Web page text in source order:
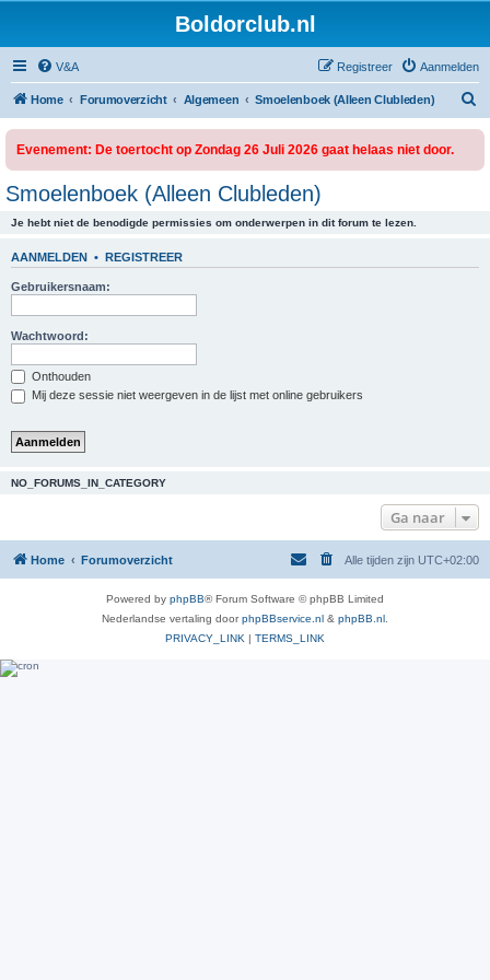
Boldorclub.nl
V&A Aanmelden
Registreer
Home Forumoverzicht Algemeen Smoelenboek (Alleen Clubleden)
Evenement: De toertocht op Zondag 26 Juli 2026 gaat helaas niet door.
Smoelenboek (Alleen Clubleden)
Je hebt niet de benodigde permissies om onderwerpen in dit forum te lezen.
AANMELDEN • REGISTREER
Gebruikersnaam:
Wachtwoord:
Onthouden
Mij deze sessie niet weergeven in de lijst met online gebruikers
NO_FORUMS_IN_CATEGORY
Ga naar
Home Forumoverzicht Alle tijden zijn UTC+02:00
Powered by phpBB® Forum Software © phpBB Limited
Nederlandse vertaling doorphpBBservice.nl & phpBB.nl
PRIVACY_LINK | TERMS_LINK